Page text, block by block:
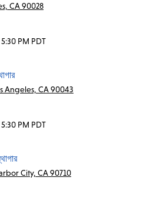
CA 90028
PM PDT
Angeles, CA 90043
PM PDT
City, CA 90710